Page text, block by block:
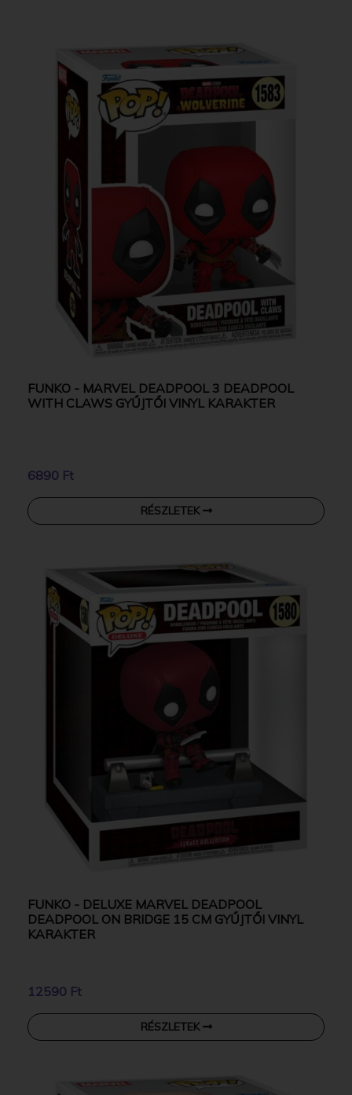
FUNKO - MARVEL DEADPOOL 3 DEADPOOL
WITH CLAWS GYŰJTŐI VINYL KARAKTER
6890 Ft
RÉSZLETEK
FUNKO - DELUXE MARVEL DEADPOOL
DEADPOOL ON BRIDGE 15 CM GYŰJTŐI VINYL
KARAKTER
12590 Ft
RÉSZLETEK